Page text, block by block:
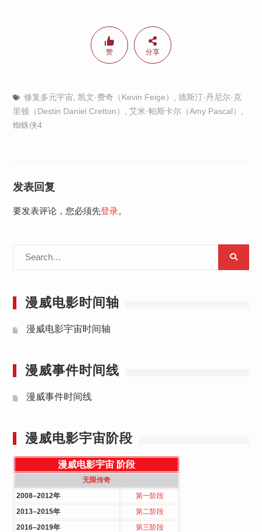
赞 分享
修复多元宇宙, 凯文·费奇（Kevin Feige） , 德斯汀·丹尼尔·克
里顿（Destin Daniel Cretton） , 艾米·帕斯卡尔（Amy Pascal） ,
蜘蛛侠4
发表回复
要发表评论，您必须先登录。
漫威电影时间轴
漫威电影宇宙时间轴
漫威事件时间线
漫威事件时间线
漫威电影宇宙阶段
漫威电影宇宙 阶段
无限传奇
2008–2012年
第一阶段
2013–2015年
第二阶段
2016–2019年
第三阶段